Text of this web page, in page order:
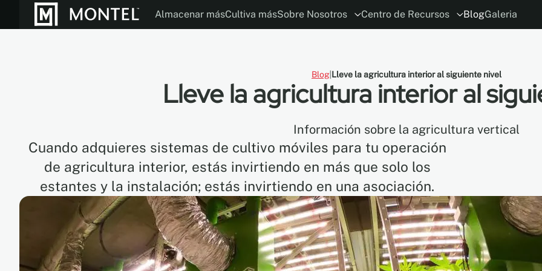
Almacenar másCultiva másSobre Nosotros Centro de Recursos BlogGaleria
Blog Lleve la agricultura interior al siguiente nivel
Lleve la agricultura interior al
Información sobre la agricultura vertical
Cuando adquieres sistemas de cultivo móviles para tu operación
de agricultura interior, estás invirtiendo en más que solo los
estantes y la instalación; estás invirtiendo en una asociación.